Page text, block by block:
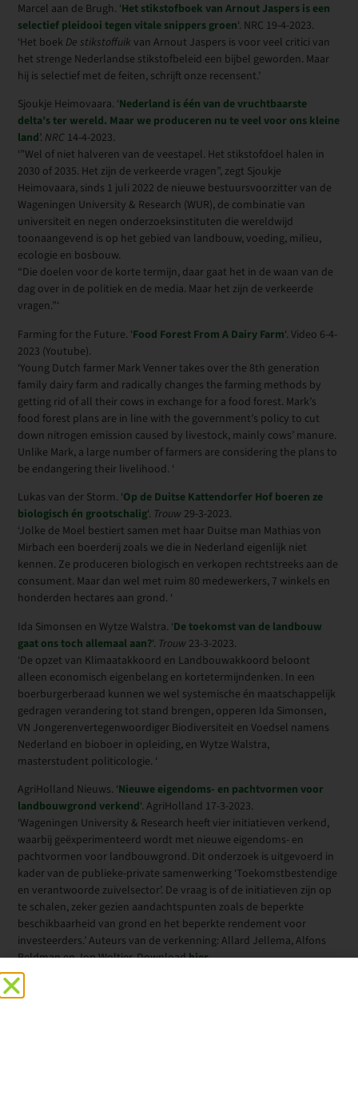
Marcel aan de Brugh. ‘Het stikstofboek van Arnout Jaspers is een
selectief pleidooi tegen vitale snippers groen‘. NRC 19-4-2023.
‘Het boek De stikstoffuik van Arnout Jaspers is voor veel critici van
het strenge Nederlandse stikstofbeleid een bijbel geworden. Maar
hij is selectief met de feiten, schrijft onze recensent.’
Sjoukje Heimovaara. ‘Nederland is één van de vruchtbaarste
delta’s ter wereld. Maar we produceren nu te veel voor ons kleine
land’. NRC 14-4-2023.
‘”Wel of niet halveren van de veestapel. Het stikstofdoel halen in
2030 of 2035. Het zijn de verkeerde vragen”, zegt Sjoukje
Heimovaara, sinds 1 juli 2022 de nieuwe bestuursvoorzitter van de
Wageningen University & Research (WUR), de combinatie van
universiteit en negen onderzoeksinstituten die wereldwijd
toonaangevend is op het gebied van landbouw, voeding, milieu,
ecologie en bosbouw.
“Die doelen voor de korte termijn, daar gaat het in de waan van de
dag over in de politiek en de media. Maar het zijn de verkeerde
vragen.”‘
Farming for the Future. ‘Food Forest From A Dairy Farm‘. Video 6-4-
2023 (Youtube).
‘Young Dutch farmer Mark Venner takes over the 8th generation
family dairy farm and radically changes the farming methods by
getting rid of all their cows in exchange for a food forest. Mark’s
food forest plans are in line with the government’s policy to cut
down nitrogen emission caused by livestock, mainly cows’ manure.
Unlike Mark, a large number of farmers are considering the plans to
be endangering their livelihood. ‘
Lukas van der Storm. ‘Op de Duitse Kattendorfer Hof boeren ze
biologisch én grootschalig‘. Trouw 29-3-2023.
‘Jolke de Moel bestiert samen met haar Duitse man Mathias von
Mirbach een boerderij zoals we die in Nederland eigenlijk niet
kennen. Ze produceren biologisch en verkopen rechtstreeks aan de
consument. Maar dan wel met ruim 80 medewerkers, 7 winkels en
honderden hectares aan grond. ‘
Ida Simonsen en Wytze Walstra. ‘De toekomst van de landbouw
gaat ons toch allemaal aan?‘. Trouw 23-3-2023.
‘De opzet van Klimaatakkoord en Landbouwakkoord beloont
alleen economisch eigenbelang en kortetermijndenken. In een
boerburgerberaad kunnen we wel systemische én maatschappelijk
gedragen verandering tot stand brengen, opperen Ida Simonsen,
VN Jongerenvertegenwoordiger Biodiversiteit en Voedsel namens
Nederland en bioboer in opleiding, en Wytze Walstra,
masterstudent politicologie. ‘
AgriHolland Nieuws. ‘Nieuwe eigendoms- en pachtvormen voor
landbouwgrond verkend‘. AgriHolland 17-3-2023.
‘Wageningen University & Research heeft vier initiatieven verkend,
waarbij geëxperimenteerd wordt met nieuwe eigendoms- en
pachtvormen voor landbouwgrond. Dit onderzoek is uitgevoerd in
kader van de publieke-private samenwerking ‘Toekomstbestendige
en verantwoorde zuivelsector’. De vraag is of de initiatieven zijn op
te schalen, zeker gezien aandachtspunten zoals de beperkte
beschikbaarheid van grond en het beperkte rendement voor
investeerders.’ Auteurs van de verkenning: Allard Jellema, Alfons
Beldman en Jop Woltjer. Downloadhier.
Emile Smits en Evert de Vos. ‘
Amsterdammer 15-3-2023.